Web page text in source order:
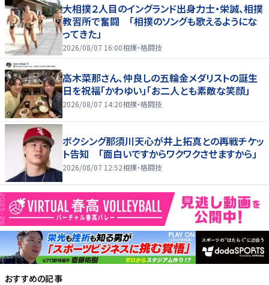
大相撲２人目のイングランド出身力士・栄誠、相撲
教習所で奮闘 「相撲のソングも歌えるようにな
ってきた」
2026/08/07 16:00相撲・格闘技
高木菜那さん、仲良しの五輪金メダリストの誕生
日を祝福「かわゆい」「お二人とも素敵な笑顔」
2026/08/07 14:20相撲・格闘技
ボクシング那須川天心が井上拓真との再戦チケッ
ト告知 「面白いですからワクワクさせますから」
2026/08/07 12:52相撲・格闘技
おすすめの記事